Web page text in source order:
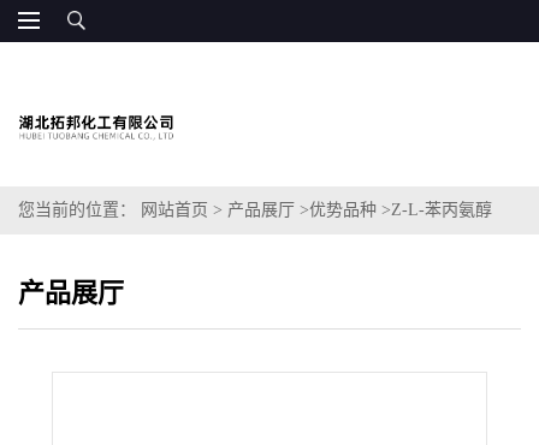
您当前的位置： 网站首页 > 产品展厅 >优势品种 >Z-L-苯丙氨醇
产品展厅